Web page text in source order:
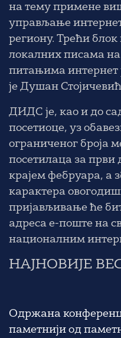
на тему примене
управљање
региону. Трећи
локалних писама
питањима интернет
је Душан Стојичевић
ДИДС је, као и до
посетиоце, уз
ограниченог броја
посетилаца за
крајем фебруара, а
карактера
пријављивање ће
адреса е-поште на
националним
НАЈНОВИЈЕ
Одржана
паметнији од